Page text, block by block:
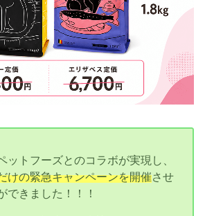
ットフーズとのコラボが実現し、
けの緊急キャンペーンを開催させ
できました！！！